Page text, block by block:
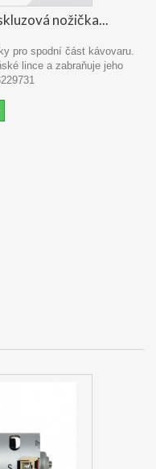
nožička...
pro spodní část kávovaru.
lince a zabraňuje jeho